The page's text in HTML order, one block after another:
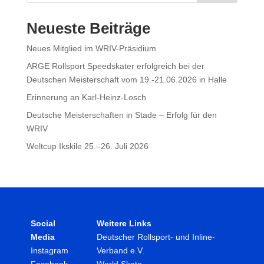
Neueste Beiträge
Neues Mitglied im WRIV-Präsidium
ARGE Rollsport Speedskater erfolgreich bei der
Deutschen Meisterschaft vom 19.-21.06.2026 in Halle
Erinnerung an Karl-Heinz-Losch
Deutsche Meisterschaften in Stade – Erfolg für den
WRIV
Weltcup Ikskile 25.–26. Juli 2026
Social
Media
Instagram
Weitere Links
Deutscher Rollsport- und Inline-
Verband e.V.